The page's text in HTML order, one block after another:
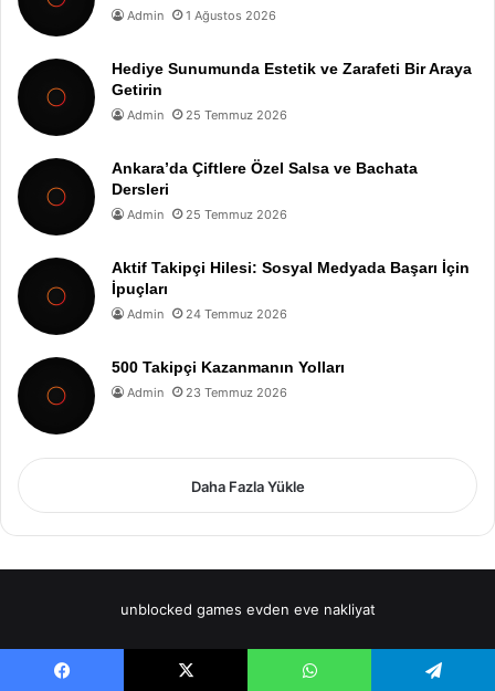
Admin 1 Ağustos 2026
Hediye Sunumunda Estetik ve Zarafeti Bir Araya
Getirin
Admin 25 Temmuz 2026
Ankara’da Çiftlere Özel Salsa ve Bachata
Dersleri
Admin 25 Temmuz 2026
Aktif Takipçi Hilesi: Sosyal Medyada Başarı İçin
İpuçları
Admin 24 Temmuz 2026
500 Takipçi Kazanmanın Yolları
Admin 23 Temmuz 2026
Daha Fazla Yükle
unblocked games evden eve nakliyat